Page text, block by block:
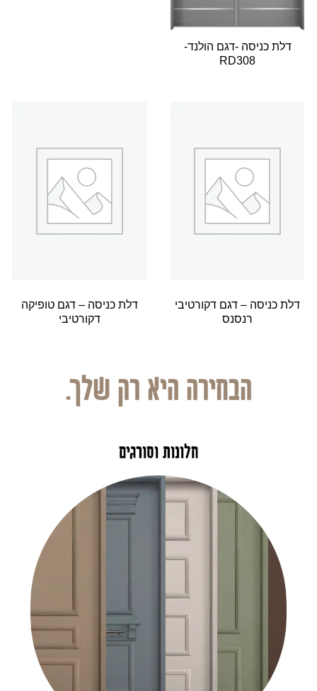
דלת כניסה -דגם הולנד-
RD308
דלת כניסה – דגם דקורטיבי
רנסנס
דלת כניסה – דגם טופיקה
דקורטיבי
הבחירה היא רק שלך.
חלונות וסורגים